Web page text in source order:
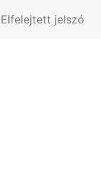
Elfelejtett jelszó